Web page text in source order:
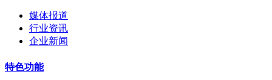
媒体报道
行业资讯
企业新闻
特色功能